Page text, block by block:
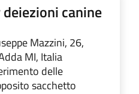
canine
Mazzini, 26,
MI, Italia
delle
sacchetto